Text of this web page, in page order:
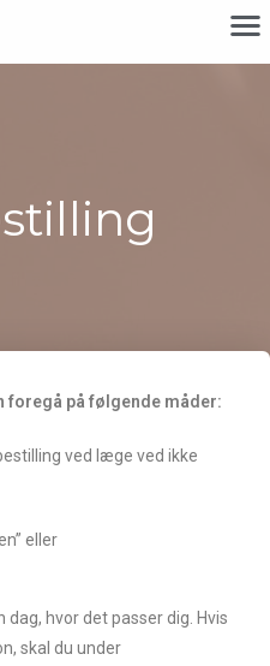
foregå på følgende måder:
ved læge ved ikke
eller
dag, hvor det passer dig. Hvis
skal du under